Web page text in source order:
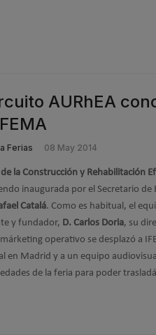
AURhEA
Ferias 08 May 2014
la Construcción y Rehabilitación
inaugurada por el Secretario
Catalá. Como es habitual, el
y fundador, D. Carlos Doria, su
operativo se desplazó a
en Madrid y a un equipo
de la feria para poder